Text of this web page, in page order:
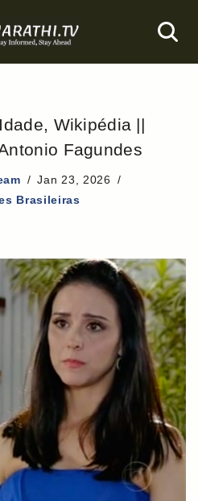
Wikipédia ||
Fagundes
Jan 23, 2026
Brasileiras